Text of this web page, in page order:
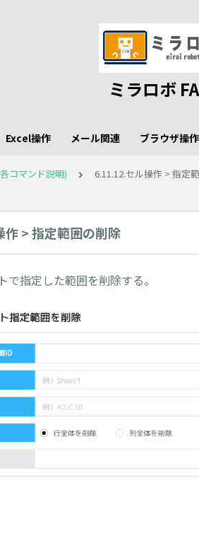
ミラロボ
Excel操作 メール関連 ブラウザ操作
コマンド説明) 6.11.12.セル操作 > 指定
> 指定範囲の削除
で指定した範囲を削除する。